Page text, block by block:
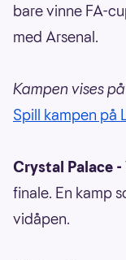
bare vinne FA-
med Arsenal.
Kampen vises
Spill kampen på
Crystal Palace
finale. En kamp
vidåpen.